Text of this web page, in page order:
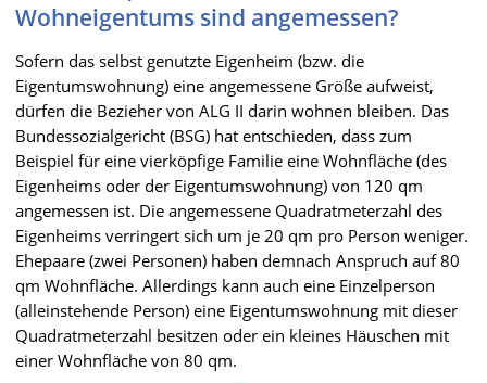
Wohneigentums sind angemessen?
Sofern das selbst genutzte Eigenheim (bzw. die
Eigentumswohnung) eine angemessene Größe aufweist,
dürfen die Bezieher von ALG II darin wohnen bleiben. Das
Bundessozialgericht (BSG) hat entschieden, dass zum
Beispiel für eine vierköpfige Familie eine Wohnfläche (des
Eigenheims oder der Eigentumswohnung) von 120 qm
angemessen ist. Die angemessene Quadratmeterzahl des
Eigenheims verringert sich um je 20 qm pro Person weniger.
Ehepaare (zwei Personen) haben demnach Anspruch auf 80
qm Wohnfläche. Allerdings kann auch eine Einzelperson
(alleinstehende Person) eine Eigentumswohnung mit dieser
Quadratmeterzahl besitzen oder ein kleines Häuschen mit
einer Wohnfläche von 80 qm.